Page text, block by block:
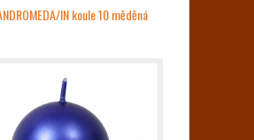
IN koule 10 měděná